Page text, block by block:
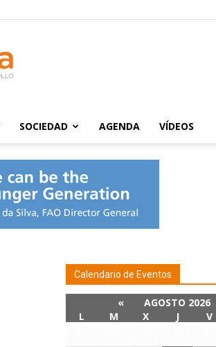
SOCIEDAD AGENDA VÍDEOS
Calendario de Eventos
« AGOSTO 2026
L
M X J V